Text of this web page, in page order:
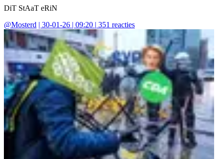
DiT StAaT eRiN
@Mosterd | 30-01-26 | 09:20 | 351 reacties